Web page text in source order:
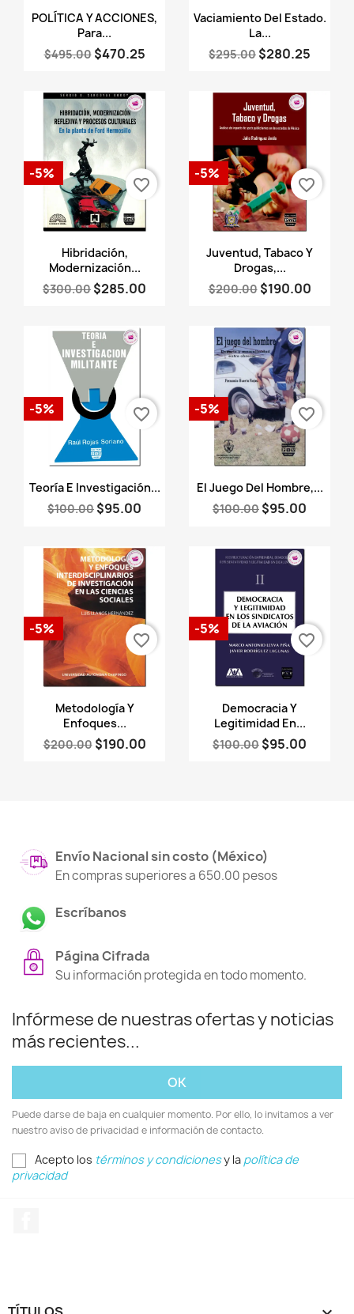
Vista rápida
POLÍTICA Y ACCIONES,
Para...
$495.00 $470.25
Vista rápida
Vaciamiento Del Estado.
La...
$295.00 $280.25
Vista rápida
Hibridación,
Modernización...
$300.00 $285.00
-5%
favorite_border
Vista rápida
Juventud, Tabaco Y
Drogas,...
$200.00 $190.00
-5%
favorite_border
Vista rápida
Teoría E Investigación...
$100.00 $95.00
-5% favorite_border
Vista rápida
El Juego Del Hombre,...
$100.00 $95.00
-5% favorite_border
Vista rápida
Metodología Y
Enfoques...
$200.00 $190.00
-5%
favorite_border
Vista rápida
Democracia Y
Legitimidad En...
$100.00 $95.00
-5%
favorite_border
Envío Nacional sin costo (México)
En compras superiores a 650.00 pesos
Escríbanos
Página Cifrada
Su información protegida en todo momento.
Infórmese de nuestras ofertas y noticias
más recientes...
Puede darse de baja en cualquier momento. Por ello, lo invitamos a ver
nuestro aviso de privacidad e información de contacto.
Acepto los términos y condicionesy la política de
privacidad